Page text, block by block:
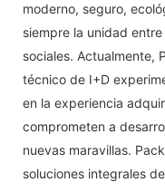
moderno, seguro,
siempre la unidad
sociales. Actualmente,
técnico de I+D
en la experiencia
comprometen a
nuevas maravillas.
soluciones integrales